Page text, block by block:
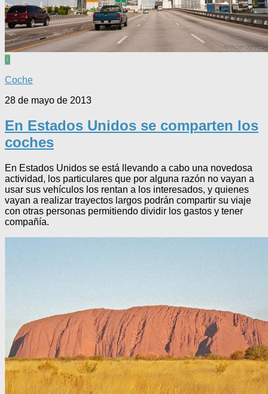
0
Coche
28 de mayo de 2013
En Estados Unidos se comparten los
coches
En Estados Unidos se está llevando a cabo una novedosa
actividad, los particulares que por alguna razón no vayan a
usar sus vehículos los rentan a los interesados, y quienes
vayan a realizar trayectos largos podrán compartir su viaje
con otras personas permitiendo dividir los gastos y tener
compañía.